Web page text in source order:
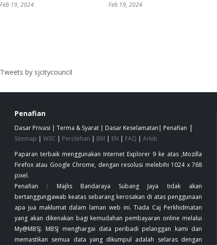
Feb 19, 2024
Feb 19, 2024
Tweets by sjcitycouncil
Penafian
Dasar Privasi | Terma & Syarat | Dasar Keselamatan | Penafian |
Sitemap | W3C | Perolehan | BM | EN | FAQ | Arkib
Paparan terbaik menggunakan Internet Explorer 9 ke atas ,Mozilla
Firefox atau Google Chrome, dengan resolusi melebihi 1024 x 768
pixel.
Penafian : Majlis Bandaraya Subang Jaya tidak akan
bertanggungjawab keatas sebarang kerosakan di atas penggunaan
apa jua maklumat dalam laman web ini. Tiada Caj Perkhidmatan
yang akan dikenakan bagi kemudahan pembayaran online melalui
My@MBSJ. MBSJ menghargai data peribadi pelanggan kami dan
memastikan semua data yang dikumpul adalah selaras dengan